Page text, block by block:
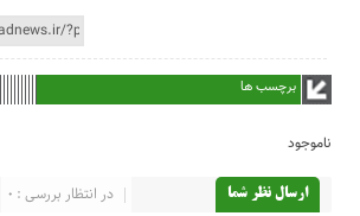
برچسب ها
ناموجود
ارسال نظر شما
در انتظار بررسی : 0